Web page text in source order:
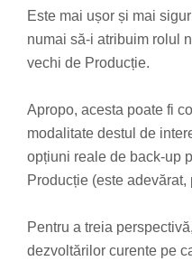
Este mai ușor și mai
numai să-i atribuim rolul
vechi de Producție.
Apropo, acesta poate fi
modalitate destul de
opțiuni reale de back-up
Producție (este
Pentru a treia
dezvoltărilor curente pe